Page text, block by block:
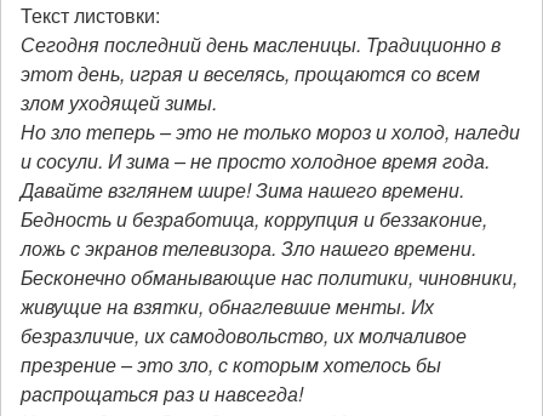
Текст листовки:
Сегодня последний день масленицы. Традиционно в
этот день, играя и веселясь, прощаются со всем
злом уходящей зимы.
Но зло теперь – это не только мороз и холод, наледи
и сосули. И зима – не просто холодное время года.
Давайте взглянем шире! Зима нашего времени.
Бедность и безработица, коррупция и беззаконие,
ложь с экранов телевизора. Зло нашего времени.
Бесконечно обманывающие нас политики, чиновники,
живущие на взятки, обнаглевшие менты. Их
безразличие, их самодовольство, их молчаливое
презрение – это зло, с которым хотелось бы
распрощаться раз и навсегда!